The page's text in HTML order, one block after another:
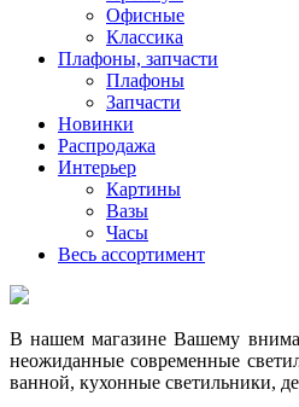
Офисные
Классика
Плафоны, запчасти
Плафоны
Запчасти
Новинки
Распродажа
Интерьер
Картины
Вазы
Часы
Весь ассортимент
В нашем магазине Вашему
неожиданные современные
ванной, кухонные светильники,